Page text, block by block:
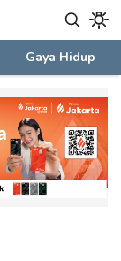
Gaya Hidup